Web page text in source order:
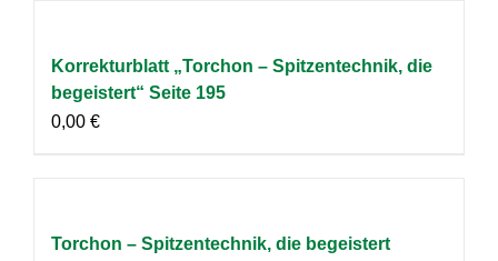
Korrekturblatt „Torchon – Spitzentechnik, die
begeistert“ Seite 195
0,00 €
Torchon – Spitzentechnik, die begeistert